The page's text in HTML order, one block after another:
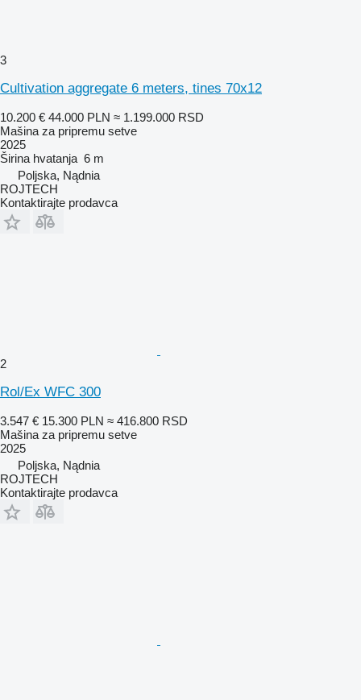
3
Cultivation aggregate 6 meters, tines 70x12
10.200 € 44.000 PLN ≈ 1.199.000 RSD
Mašina za pripremu setve
2025
Širina hvatanja 6 m
Poljska, Nądnia
ROJTECH
Kontaktirajte prodavca
2
Rol/Ex WFC 300
3.547 € 15.300 PLN ≈ 416.800 RSD
Mašina za pripremu setve
2025
Poljska, Nądnia
ROJTECH
Kontaktirajte prodavca